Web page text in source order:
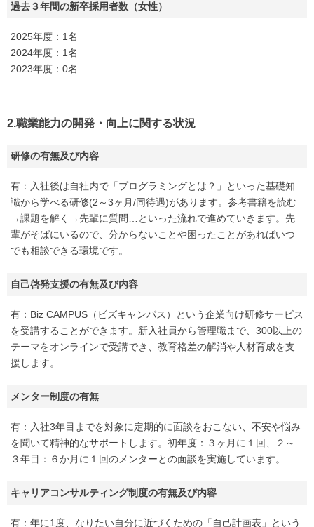
過去３年間の新卒採用者数（女性）
2025年度：1名
2024年度：1名
2023年度：0名
2.職業能力の開発・向上に関する状況
研修の有無及び内容
有：入社後は自社内で「プログラミングとは？」といった基礎知
識から学べる研修(2～3ヶ月/同待遇)があります。参考書籍を読む
→課題を解く→先輩に質問…といった流れで進めていきます。先
輩がそばにいるので、分からないことや困ったことがあればいつ
でも相談できる環境です。
自己啓発支援の有無及び内容
有：Biz CAMPUS（ビズキャンパス）という企業向け研修サービス
を受講することができます。新入社員から管理職まで、300以上の
テーマをオンラインで受講でき、教育格差の解消や人材育成を支
援します。
メンター制度の有無
有：入社3年目までを対象に定期的に面談をおこない、不安や悩み
を聞いて精神的なサポートします。初年度：３ヶ月に１回、２～
３年目：６か月に１回のメンターとの面談を実施しています。
キャリアコンサルティング制度の有無及び内容
有：年に1度、なりたい自分に近づくための「自己計画表」という